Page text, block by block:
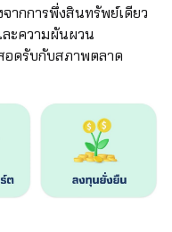
ากการพึ่งสินทรัพย์เดียว
ะความผันผวน
ดรับกับสภาพตลาด